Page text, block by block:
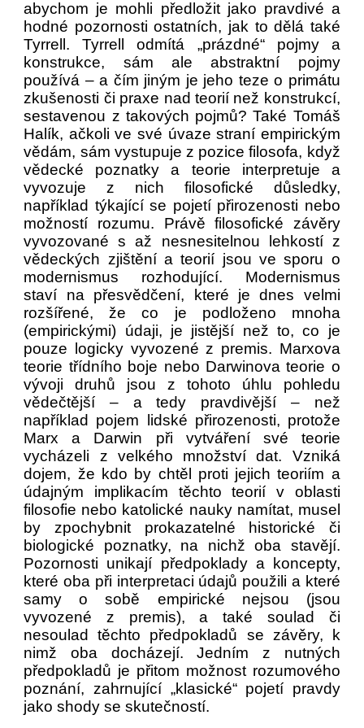
abychom je mohli předložit jako pravdivé a
hodné pozornosti ostatních, jak to dělá také
Tyrrell. Tyrrell odmítá „prázdné“ pojmy a
konstrukce, sám ale abstraktní pojmy
používá – a čím jiným je jeho teze o primátu
zkušenosti či praxe nad teorií než konstrukcí,
sestavenou z takových pojmů? Také Tomáš
Halík, ačkoli ve své úvaze straní empirickým
vědám, sám vystupuje z pozice filosofa, když
vědecké poznatky a teorie interpretuje a
vyvozuje z nich filosofické důsledky,
například týkající se pojetí přirozenosti nebo
možností rozumu. Právě filosofické závěry
vyvozované s až nesnesitelnou lehkostí z
vědeckých zjištění a teorií jsou ve sporu o
modernismus rozhodující. Modernismus
staví na přesvědčení, které je dnes velmi
rozšířené, že co je podloženo mnoha
(empirickými) údaji, je jistější než to, co je
pouze logicky vyvozené z premis. Marxova
teorie třídního boje nebo Darwinova teorie o
vývoji druhů jsou z tohoto úhlu pohledu
vědečtější – a tedy pravdivější – než
například pojem lidské přirozenosti, protože
Marx a Darwin při vytváření své teorie
vycházeli z velkého množství dat. Vzniká
dojem, že kdo by chtěl proti jejich teoriím a
údajným implikacím těchto teorií v oblasti
filosofie nebo katolické nauky namítat, musel
by zpochybnit prokazatelné historické či
biologické poznatky, na nichž oba stavějí.
Pozornosti unikají předpoklady a koncepty,
které oba při interpretaci údajů použili a které
samy o sobě empirické nejsou (jsou
vyvozené z premis), a také soulad či
nesoulad těchto předpokladů se závěry, k
nimž oba docházejí. Jedním z nutných
předpokladů je přitom možnost rozumového
poznání, zahrnující „klasické“ pojetí pravdy
jako shody se skutečností.